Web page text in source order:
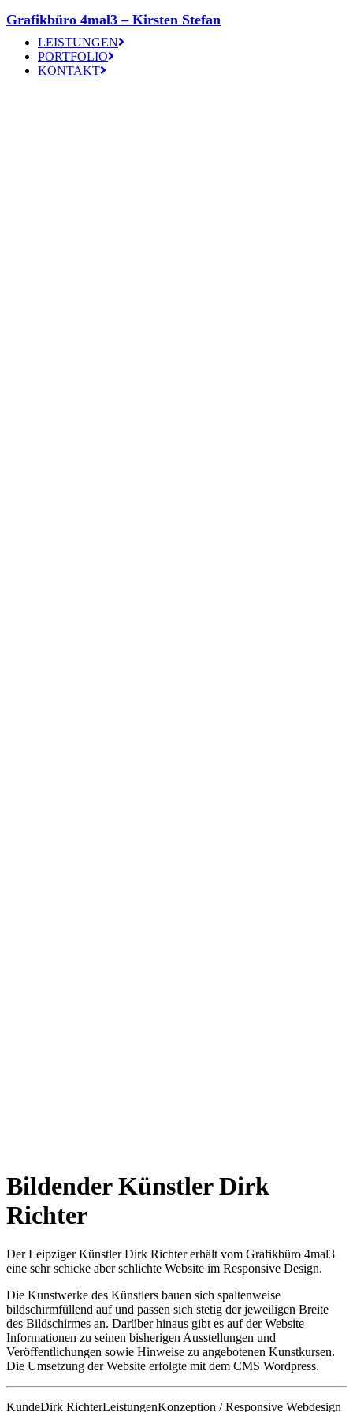
Grafikbüro 4mal3 – Kirsten Stefan
LEISTUNGEN
PORTFOLIO
KONTAKT
Bildender Künstler Dirk
Richter
Der Leipziger Künstler Dirk Richter erhält vom Grafikbüro 4mal3
eine sehr schicke aber schlichte Website im Responsive Design.
Die Kunstwerke des Künstlers bauen sich spaltenweise
bildschirmfüllend auf und passen sich stetig der jeweiligen Breite
des Bildschirmes an. Darüber hinaus gibt es auf der Website
Informationen zu seinen bisherigen Ausstellungen und
Veröffentlichungen sowie Hinweise zu angebotenen Kunstkursen.
Die Umsetzung der Website erfolgte mit dem CMS Wordpress.
KundeDirk RichterLeistungenKonzeption / Responsive Webdesign